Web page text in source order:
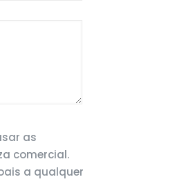
as
comercial.
a qualquer